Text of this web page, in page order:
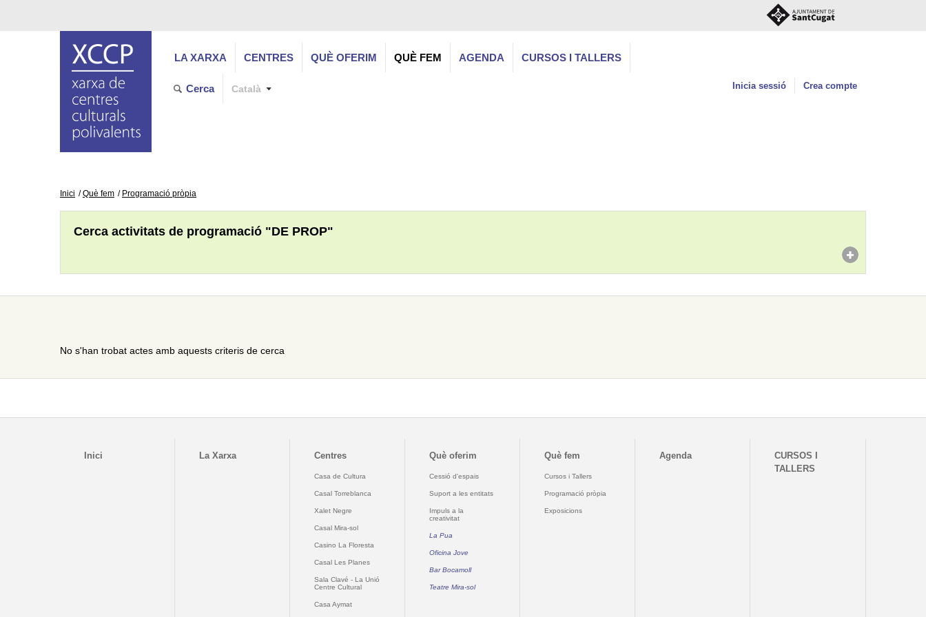
LA XARXA CENTRES QUÈ OFERIM QUÈ FEM AGENDA CURSOS I TALLERS
Cerca Català Inicia sessió Crea compte
Inici Què fem Programació pròpia
Cerca activitats de programació "DE PROP"
No s'han trobat actes amb aquests criteris de cerca
Inici La Xarxa Centres
Casa de Cultura
Casal Torreblanca
Xalet Negre
Casal Mira-sol
Casino La Floresta
Casal Les Planes
Sala Clavé - La Unió
Centre Cultural
Casa Aymat
Què oferim
Cessió d'espais
Suport a les entitats
Impuls a la
creativitat
La Pua
Oficina Jove
Bar Bocamoll
Teatre Mira-sol
Què fem
Cursos i Tallers
Programació pròpia
Exposicions
Agenda
CURSOS I
TALLERS